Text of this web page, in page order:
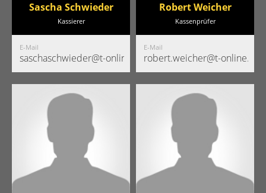
Sascha Schwieder
Kassierer
E-Mail
saschaschwieder@t-online.de
Robert Weicher
Kassenprüfer
E-Mail
robert.weicher@t-online.de